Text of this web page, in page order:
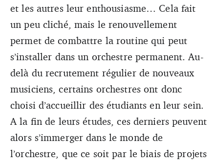
et les autres leur enthousiasme… Cela fait
un peu cliché, mais le renouvellement
permet de combattre la routine qui peut
s’installer dans un orchestre permanent. Au-
delà du recrutement régulier de nouveaux
musiciens, certains orchestres ont donc
choisi d’accueillir des étudiants en leur sein.
A la fin de leurs études, ces derniers peuvent
alors s’immerger dans le monde de
l’orchestre, que ce soit par le biais de projets